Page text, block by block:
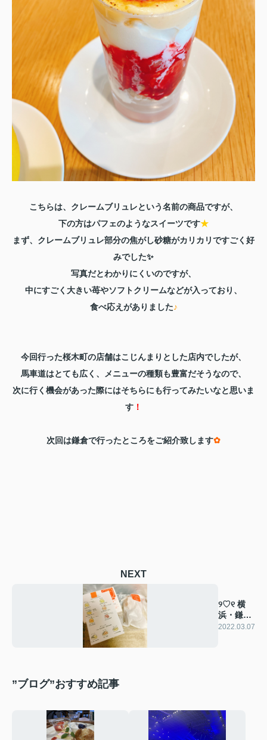
こちらは、クレームブリュレという名前の商品ですが、
下の方はパフェのようなスイーツです★
まず、クレームブリュレ部分の焦がし砂糖がカリカリですごく好
みでした✨
写真だとわかりにくいのですが、
中にすごく大きい苺やソフトクリームなどが入っており、
食べ応えがありました♪
今回行った桜木町の店舗はこじんまりとした店内でしたが、
馬車道はとても広く、メニューの種類も豊富だそうなので、
次に行く機会があった際にはそちらにも行ってみたいなと思いま
す ！
次回は鎌倉で行ったところをご紹介致します✿
NEXT
୨♡୧ 横
浜・鎌倉
旅③ ୨♡୧
2022.03.07
”ブログ”おすすめ記事